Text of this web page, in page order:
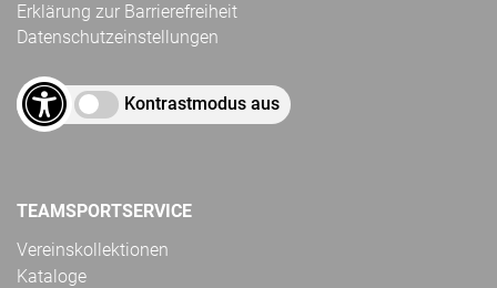
Erklärung zur Barrierefreiheit
Datenschutzeinstellungen
Kontrastmodus aus
TEAMSPORTSERVICE
Vereinskollektionen
Kataloge